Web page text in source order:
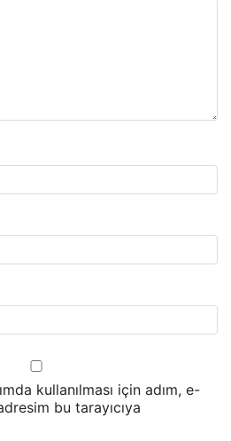
kullanılması için adım, e-
bu tarayıcıya